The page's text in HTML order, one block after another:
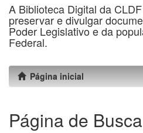
A Biblioteca Digital da
preservar e divulgar
Poder Legislativo e da
Federal.
Página inicial
Página de Busca